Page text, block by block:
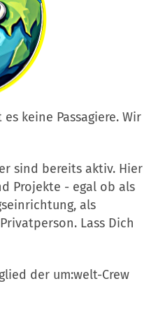
keine Passagiere. Wir
sind bereits aktiv. Hier
Projekte - egal ob als
als
Lass Dich
der um:welt-Crew